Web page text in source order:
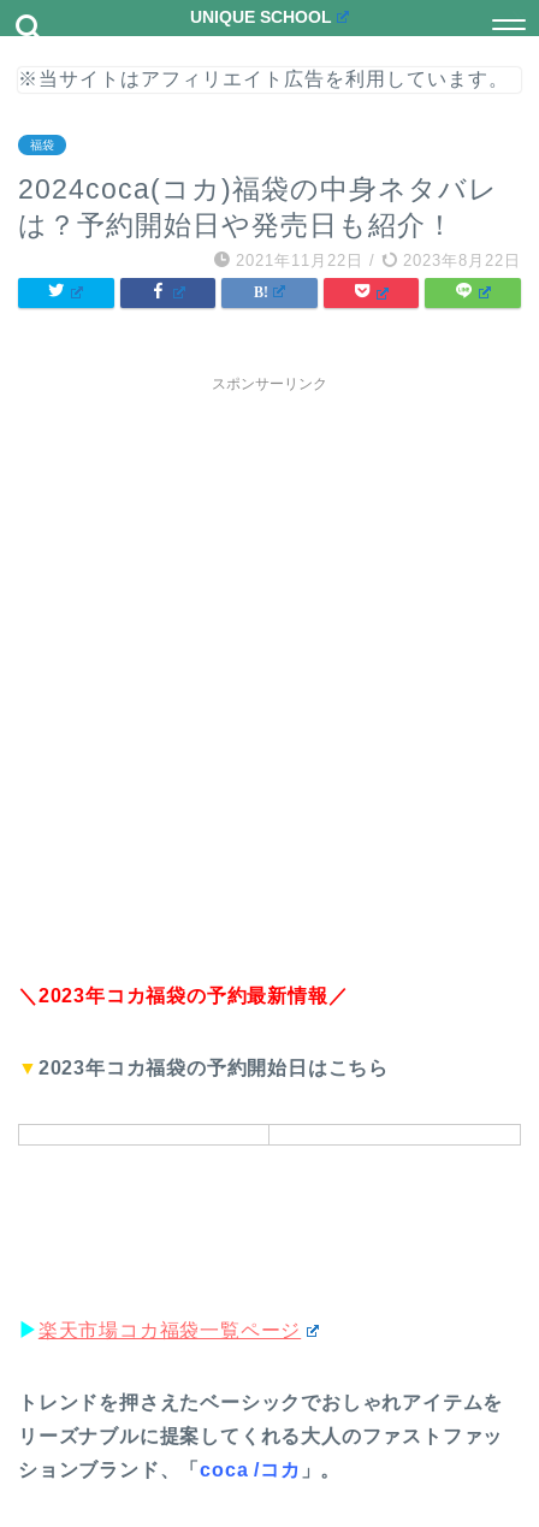
UNIQUE SCHOOL
※当サイトはアフィリエイト広告を利用しています。
福袋
2024coca(コカ)福袋の中身ネタバレ
は？予約開始日や発売日も紹介！
2021年11月22日 / 2023年8月22日
スポンサーリンク
＼2023年コカ福袋の予約最新情報／
▼ 2023年コカ福袋の予約開始日はこちら
▶︎楽天市場コカ福袋一覧ページ
トレンドを押さえたベーシックでおしゃれアイテムを
リーズナブルに提案してくれる大人のファストファッ
ションブランド、「coca /コカ 」。